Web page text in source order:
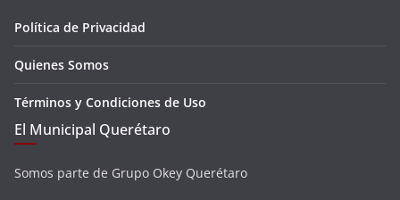
Política de Privacidad
Quienes Somos
Términos y Condiciones de Uso
El Municipal Querétaro
Somos parte de Grupo Okey Querétaro